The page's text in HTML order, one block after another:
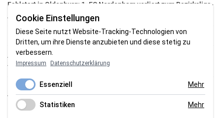
Fehlstart in Oldenburg: 1. FC Nordenham verliert zum Bezirksliga-
Auftakt
Fußball in der Wesermarsch: Die Bilder vom Wochenende
Aufstieg geschafft: HSG-Unterweser-C-Jugend macht sich bereit
für die Oberliga
HSG Unterweser startet mit neuem Torwarttrainer in die
Vorbereitung
Cookie Einstellungen
Diese Seite nutzt Website-Tracking-Technologien von
Dritten, um ihre Dienste anzubieten und diese stetig zu
verbessern.
Impressum Datenschutzerklärung
Essenziell Mehr
Statistiken Mehr